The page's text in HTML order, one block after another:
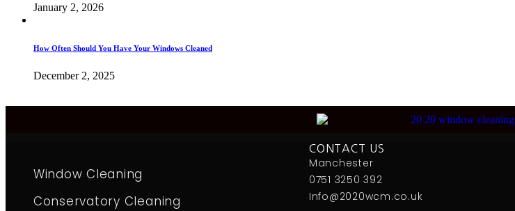
January 2, 2026
How Often Should You Have Your Windows Cleaned
December 2, 2025
Window Cleaning
Conservatory Cleaning
CONTACT US
Manchester
0751 3250 392
Info@2020wcm.co.uk